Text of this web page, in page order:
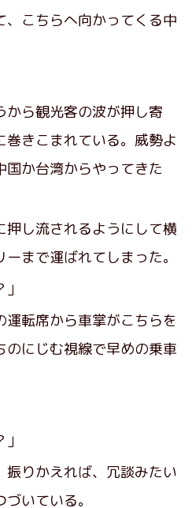
こちらへ向かってくる中
ら観光客の波が押し寄
きこまれている。威勢よ
国か台湾からやってきた
し流されるようにして横
まで運ばれてしまった。
転席から車掌がこちらを
のにじむ視線で早めの乗車
りかえれば、冗談みたい
いている。